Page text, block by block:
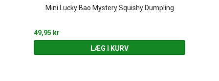
Mini Lucky Bao Mystery Squishy Dumpling
49,95 kr
LÆG I KURV